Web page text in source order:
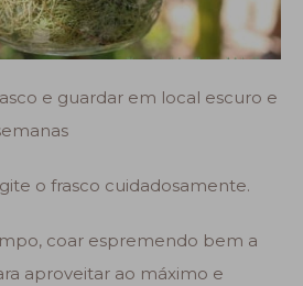
e guardar em local escuro e
o frasco cuidadosamente.
coar espremendo bem a
aproveitar ao máximo e